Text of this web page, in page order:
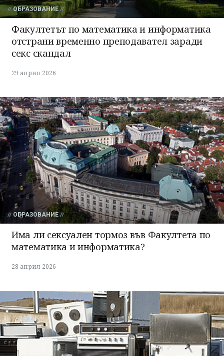
ОБРАЗОВАНИЕ
Факултетът по математика и информатика
отстрани временно преподавател заради
секс скандал
29 април 2026
ОБРАЗОВАНИЕ
Има ли сексуален тормоз във Факултета по
математика и информатика?
28 април 2026